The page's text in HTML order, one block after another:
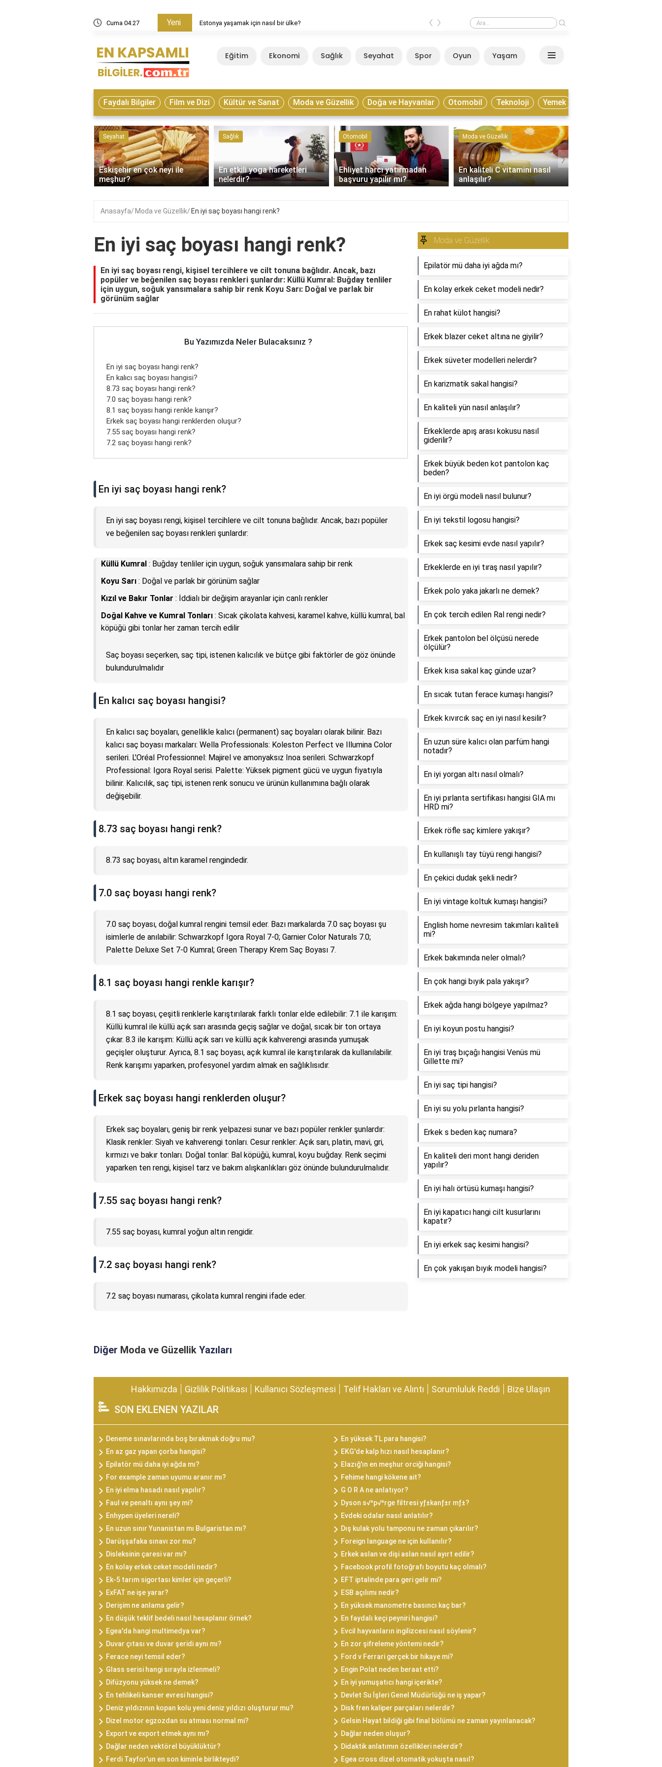
Cuma 04:27 Yeni Estonya yaşamak için nasıl bir ülke? Estonya yaşamak için nasıl bir ülke?
‹ ›
Eğitim Ekonomi Sağlık Seyahat Spor Oyun Yaşam
Faydalı Bilgiler Film ve Dizi Kültür ve Sanat Moda ve Güzellik Doğa ve Hayvanlar Otomobil Teknoloji Yemek
Seyahat
Eskişehir en çok neyi ile
meşhur?
Sağlık
En etkili yoga hareketleri
nelerdir?
Otomobil
Ehliyet harcı yatırmadan
başvuru yapılır mı?
Moda ve Güzellik
En kaliteli C vitamini nasıl
anlaşılır?
‹ ›
Anasayfa Moda ve Güzellik En iyi saç boyası hangi renk?
En iyi saç boyası hangi renk?
En iyi saç boyası rengi, kişisel tercihlere ve cilt tonuna bağlıdır. Ancak, bazı
popüler ve beğenilen saç boyası renkleri şunlardır: Küllü Kumral: Buğday tenliler
için uygun, soğuk yansımalara sahip bir renk Koyu Sarı: Doğal ve parlak bir
görünüm sağlar
Bu Yazımızda Neler Bulacaksınız ?
En iyi saç boyası hangi renk?
En kalıcı saç boyası hangisi?
8.73 saç boyası hangi renk?
7.0 saç boyası hangi renk?
8.1 saç boyası hangi renkle karışır?
Erkek saç boyası hangi renklerden oluşur?
7.55 saç boyası hangi renk?
7.2 saç boyası hangi renk?
En iyi saç boyası hangi renk?
En iyi saç boyası rengi, kişisel tercihlere ve cilt tonuna bağlıdır. Ancak, bazı popüler
ve beğenilen saç boyası renkleri şunlardır:
Küllü Kumral : Buğday tenliler için uygun, soğuk yansımalara sahip bir renk
Koyu Sarı : Doğal ve parlak bir görünüm sağlar
Kızıl ve Bakır Tonlar : İddialı bir değişim arayanlar için canlı renkler
Doğal Kahve ve Kumral Tonları : Sıcak çikolata kahvesi, karamel kahve, küllü kumral, bal
köpüğü gibi tonlar her zaman tercih edilir
Saç boyası seçerken, saç tipi, istenen kalıcılık ve bütçe gibi faktörler de göz önünde
bulundurulmalıdır
En kalıcı saç boyası hangisi?
En kalıcı saç boyaları, genellikle kalıcı (permanent) saç boyaları olarak bilinir. Bazı
kalıcı saç boyası markaları: Wella Professionals: Koleston Perfect ve Illumina Color
serileri. L'Oréal Professionnel: Majirel ve amonyaksız Inoa serileri. Schwarzkopf
Professional: Igora Royal serisi. Palette: Yüksek pigment gücü ve uygun fiyatıyla
bilinir. Kalıcılık, saç tipi, istenen renk sonucu ve ürünün kullanımına bağlı olarak
değişebilir.
8.73 saç boyası hangi renk?
8.73 saç boyası, altın karamel rengindedir.
7.0 saç boyası hangi renk?
7.0 saç boyası, doğal kumral rengini temsil eder. Bazı markalarda 7.0 saç boyası şu
isimlerle de anılabilir: Schwarzkopf Igora Royal 7-0; Garnier Color Naturals 7.0;
Palette Deluxe Set 7-0 Kumral; Green Therapy Krem Saç Boyası 7.
8.1 saç boyası hangi renkle karışır?
8.1 saç boyası, çeşitli renklerle karıştırılarak farklı tonlar elde edilebilir: 7.1 ile karışım:
Küllü kumral ile küllü açık sarı arasında geçiş sağlar ve doğal, sıcak bir ton ortaya
çıkar. 8.3 ile karışım: Küllü açık sarı ve küllü açık kahverengi arasında yumuşak
geçişler oluşturur. Ayrıca, 8.1 saç boyası, açık kumral ile karıştırılarak da kullanılabilir.
Renk karışımı yaparken, profesyonel yardım almak en sağlıklısıdır.
Erkek saç boyası hangi renklerden oluşur?
Erkek saç boyaları, geniş bir renk yelpazesi sunar ve bazı popüler renkler şunlardır:
Klasik renkler: Siyah ve kahverengi tonları. Cesur renkler: Açık sarı, platin, mavi, gri,
kırmızı ve bakır tonları. Doğal tonlar: Bal köpüğü, kumral, koyu buğday. Renk seçimi
yaparken ten rengi, kişisel tarz ve bakım alışkanlıkları göz önünde bulundurulmalıdır.
7.55 saç boyası hangi renk?
7.55 saç boyası, kumral yoğun altın rengidir.
7.2 saç boyası hangi renk?
7.2 saç boyası numarası, çikolata kumral rengini ifade eder.
Diğer Moda ve Güzellik Yazıları
Moda ve Güzellik
Epilatör mü daha iyi ağda mı?
En kolay erkek ceket modeli nedir?
En rahat külot hangisi?
Erkek blazer ceket altına ne giyilir?
Erkek süveter modelleri nelerdir?
En karizmatik sakal hangisi?
En kaliteli yün nasıl anlaşılır?
Erkeklerde apış arası kokusu nasıl
giderilir?
Erkek büyük beden kot pantolon kaç
beden?
En iyi örgü modeli nasıl bulunur?
En iyi tekstil logosu hangisi?
Erkek saç kesimi evde nasıl yapılır?
Erkeklerde en iyi tıraş nasıl yapılır?
Erkek polo yaka jakarlı ne demek?
En çok tercih edilen Ral rengi nedir?
Erkek pantolon bel ölçüsü nerede
ölçülür?
Erkek kısa sakal kaç günde uzar?
En sıcak tutan ferace kumaşı hangisi?
Erkek kıvırcık saç en iyi nasıl kesilir?
En uzun süre kalıcı olan parfüm hangi
notadır?
En iyi yorgan altı nasıl olmalı?
En iyi pırlanta sertifikası hangisi GIA mı
HRD mi?
Erkek röfle saç kimlere yakışır?
En kullanışlı tay tüyü rengi hangisi?
En çekici dudak şekli nedir?
En iyi vintage koltuk kumaşı hangisi?
English home nevresim takımları kaliteli
mi?
Erkek bakımında neler olmalı?
En çok hangi bıyık pala yakışır?
Erkek ağda hangi bölgeye yapılmaz?
En iyi koyun postu hangisi?
En iyi traş bıçağı hangisi Venüs mü
Gillette mi?
En iyi saç tipi hangisi?
En iyi su yolu pırlanta hangisi?
Erkek s beden kaç numara?
En kaliteli deri mont hangi deriden
yapılır?
En iyi halı örtüsü kumaşı hangisi?
En iyi kapatıcı hangi cilt kusurlarını
kapatır?
En iyi erkek saç kesimi hangisi?
En çok yakışan bıyık modeli hangisi?
Hakkımızda Gizlilik Politikası Kullanıcı Sözleşmesi Telif Hakları ve Alıntı Sorumluluk Reddi Bize Ulaşın
SON EKLENEN YAZILAR
Deneme sınavlarında boş bırakmak doğru mu?
En yüksek TL para hangisi?
En az gaz yapan çorba hangisi?
EKG'de kalp hızı nasıl hesaplanır?
Epilatör mü daha iyi ağda mı?
Elazığ'ın en meşhur orciği hangisi?
For example zaman uyumu aranır mı?
Fehime hangi kökene ait?
En iyi elma hasadı nasıl yapılır?
G O R A ne anlatıyor?
Faul ve penaltı aynı şey mi?
Dyson s√ºp√ºrge filtresi yƒ±kanƒ±r mƒ±?
Enhypen üyeleri nereli?
Evdeki odalar nasıl anlatılır?
En uzun sınır Yunanistan mı Bulgaristan mı?
Dış kulak yolu tamponu ne zaman çıkarılır?
Darüşşafaka sınavı zor mu?
Foreign language ne için kullanılır?
Disleksinin çaresi var mı?
Erkek aslan ve dişi aslan nasıl ayırt edilir?
En kolay erkek ceket modeli nedir?
Facebook profil fotoğrafı boyutu kaç olmalı?
Ek-5 tarım sigortası kimler için geçerli?
EFT iptalinde para geri gelir mi?
ExFAT ne işe yarar?
ESB açılımı nedir?
Derişim ne anlama gelir?
En yüksek manometre basıncı kaç bar?
En düşük teklif bedeli nasıl hesaplanır örnek?
En faydalı keçi peyniri hangisi?
Egea'da hangi multimedya var?
Evcil hayvanların ingilizcesi nasıl söylenir?
Duvar çıtası ve duvar şeridi aynı mı?
En zor şifreleme yöntemi nedir?
Ferace neyi temsil eder?
Ford v Ferrari gerçek bir hikaye mi?
Glass serisi hangi sırayla izlenmeli?
Engin Polat neden beraat etti?
Difüzyonu yüksek ne demek?
En iyi yumuşatıcı hangi içerikte?
En tehlikeli kanser evresi hangisi?
Devlet Su İşleri Genel Müdürlüğü ne iş yapar?
Deniz yıldızının kopan kolu yeni deniz yıldızı oluşturur mu?
Disk fren kaliper parçaları nelerdir?
Dizel motor egzozdan su atması normal mi?
Gelsin Hayat bildiği gibi final bölümü ne zaman yayınlanacak?
Export ve export etmek aynı mı?
Dağlar neden oluşur?
Dağlar neden vektörel büyüklüktür?
Didaktik anlatımın özellikleri nelerdir?
Ferdi Tayfor'un en son kiminle birlikteydi?
Egea cross dizel otomatik yokuşta nasıl?